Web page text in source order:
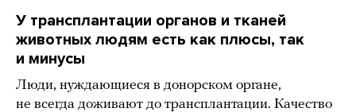
У трансплантации органов и тканей
животных людям есть как плюсы, так
и минусы
Люди, нуждающиеся в донорском органе,
не всегда доживают до трансплантации. Качество